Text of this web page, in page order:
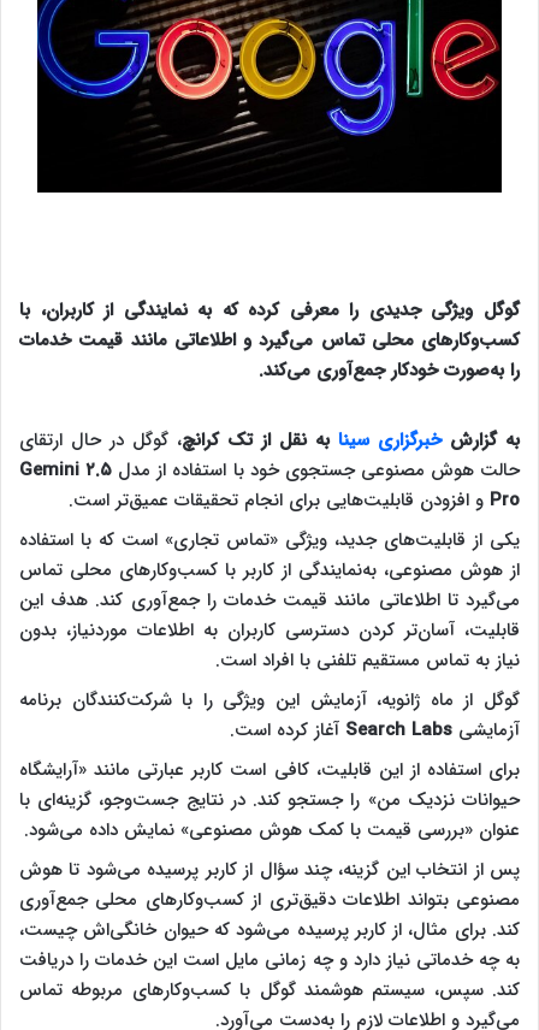
گوگل ویژگی جدیدی را معرفی کرده که به نمایندگی از کاربران، با
کسب‌وکارهای محلی تماس می‌گیرد و اطلاعاتی مانند قیمت خدمات
را به‌صورت خودکار جمع‌آوری می‌کند.
به گزارشخبرگزاری سینا به نقل از تک کرانچ، ‌گوگل در حال ارتقای
حالت هوش مصنوعی جستجوی خود با استفاده از مدل Gemini ۲.۵
Pro و افزودن قابلیت‌هایی برای انجام تحقیقات عمیق‌تر است.
یکی از قابلیت‌های جدید، ویژگی «تماس تجاری» است که با استفاده
از هوش مصنوعی، به‌نمایندگی از کاربر با کسب‌وکارهای محلی تماس
می‌گیرد تا اطلاعاتی مانند قیمت خدمات را جمع‌آوری کند. هدف این
قابلیت، آسان‌تر کردن دسترسی کاربران به اطلاعات موردنیاز، بدون
نیاز به تماس مستقیم تلفنی با افراد است.
گوگل از ماه ژانویه، آزمایش این ویژگی را با شرکت‌کنندگان برنامه
آزمایشی Search Labs آغاز کرده است.
برای استفاده از این قابلیت، کافی است کاربر عبارتی مانند «آرایشگاه
حیوانات نزدیک من» را جستجو کند. در نتایج جست‌وجو، گزینه‌ای با
عنوان «بررسی قیمت با کمک هوش مصنوعی» نمایش داده می‌شود.
پس از انتخاب این گزینه، چند سؤال از کاربر پرسیده می‌شود تا هوش
مصنوعی بتواند اطلاعات دقیق‌تری از کسب‌وکارهای محلی جمع‌آوری
کند. برای مثال، از کاربر پرسیده می‌شود که حیوان خانگی‌اش چیست،
به چه خدماتی نیاز دارد و چه زمانی مایل است این خدمات را دریافت
کند. سپس، سیستم هوشمند گوگل با کسب‌وکارهای مربوطه تماس
می‌گیرد و اطلاعات لازم را به‌دست می‌آورد.